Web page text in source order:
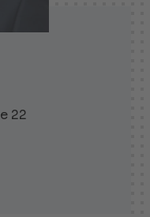
22